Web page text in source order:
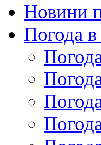
Новини
Погода в